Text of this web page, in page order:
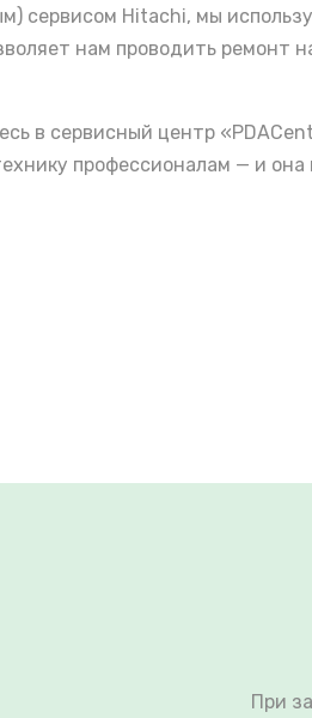
сервисом Hitachi, мы
нам проводить ремонт
в сервисный центр
профессионалам — и
При